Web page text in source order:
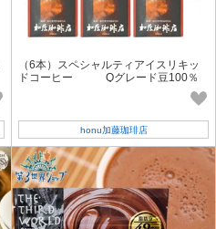
（6本）スペシャルティアイスリキッ
ドコーヒー Qグレード豆100％
honu加藤珈琲店